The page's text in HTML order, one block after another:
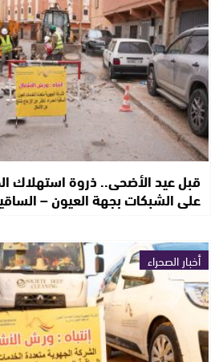
قبل عيد الأضحى.. ذروة استهلاك
على الشبكات بجهة العيون –
أخبار الصحراء